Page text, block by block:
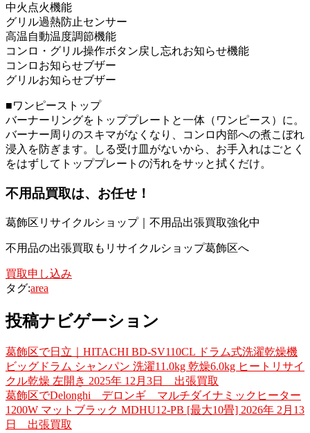
中火点火機能
グリル過熱防止センサー
高温自動温度調節機能
コンロ・グリル操作ボタン戻し忘れお知らせ機能
コンロお知らせブザー
グリルお知らせブザー
■ワンピーストップ
バーナーリングをトッププレートと一体（ワンピース）に。
バーナー周りのスキマがなくなり、コンロ内部への煮こぼれ
浸入を防ぎます。しる受け皿がないから、お手入れはごとく
をはずしてトッププレートの汚れをサッと拭くだけ。
不用品買取は、お任せ！
葛飾区リサイクルショップ｜不用品出張買取強化中
不用品の出張買取もリサイクルショップ葛飾区へ
買取申し込み
タグ:area
投稿ナビゲーション
葛飾区で日立｜HITACHI BD-SV110CL ドラム式洗濯乾燥機
ビッグドラム シャンパン 洗濯11.0kg 乾燥6.0kg ヒートリサイ
クル乾燥 左開き 2025年 12月3日 出張買取
葛飾区でDelonghi デロンギ マルチダイナミックヒーター
1200W マットブラック MDHU12-PB [最大10畳] 2026年 2月13
日 出張買取